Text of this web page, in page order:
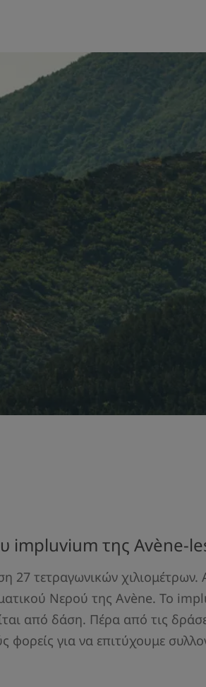
impluvium της Avène-
27 τετραγωνικών
Νερού της Avène. Το
από δάση. Πέρα από τις
για να επιτύχουμε